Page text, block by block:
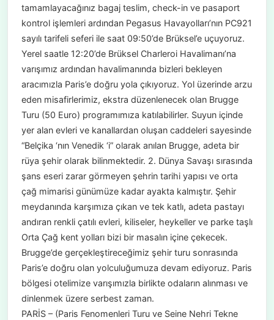
tamamlayacağınız bagaj teslim, check-in ve pasaport
kontrol işlemleri ardından Pegasus Havayolları’nın PC921
sayılı tarifeli seferi ile saat 09:50’de Brüksel’e uçuyoruz.
Yerel saatle 12:20’de Brüksel Charleroi Havalimanı’na
varışımız ardından havalimanında bizleri bekleyen
aracımızla Paris’e doğru yola çıkıyoruz. Yol üzerinde arzu
eden misafirlerimiz, ekstra düzenlenecek olan Brugge
Turu (50 Euro) programımıza katılabilirler. Suyun içinde
yer alan evleri ve kanallardan oluşan caddeleri sayesinde
“Belçika ‘nın Venedik ‘i” olarak anılan Brugge, adeta bir
rüya şehir olarak bilinmektedir. 2. Dünya Savaşı sırasında
şans eseri zarar görmeyen şehrin tarihi yapısı ve orta
çağ mimarisi günümüze kadar ayakta kalmıştır. Şehir
meydanında karşımıza çıkan ve tek katlı, adeta pastayı
andıran renkli çatılı evleri, kiliseler, heykeller ve parke taşlı
Orta Çağ kent yolları bizi bir masalın içine çekecek.
Brugge’de gerçekleştireceğimiz şehir turu sonrasında
Paris’e doğru olan yolculuğumuza devam ediyoruz. Paris
bölgesi otelimize varışımızla birlikte odaların alınması ve
dinlenmek üzere serbest zaman.
PARİS – (Paris Fenomenleri Turu ve Seine Nehri Tekne